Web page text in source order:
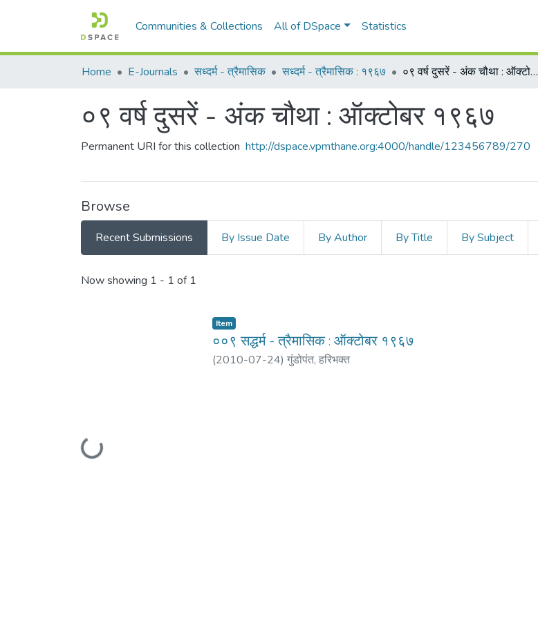
Communities & Collections All of DSpace Statistics
Home E-Journals सध्दर्म - त्रैमासिक सध्दर्म - त्रैमासिक : १९६७ ०९ वर्ष दुसरें - अंक चौथा : ऑक्टोबर १९६७
०९ वर्ष दुसरें - अंक चौथा : ऑक्टोबर १९६७
Permanent URI for this collection http://dspace.vpmthane.org:4000/handle/123456789/270
Browse
Recent Submissions By Issue Date By Author By Title By Subject
Recent Submissions
Now showing 1 - 1 of 1
Loading...
Item
००९ सद्धर्म - त्रैमासिक : ऑक्‍टोबर १९६७
(2010-07-24) गुंडोपंत, हरिभक्‍त